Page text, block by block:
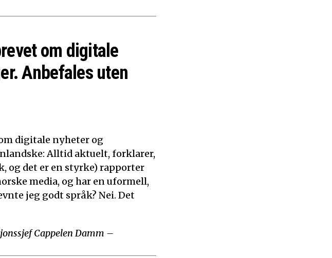
om digitale
Anbefales uten
digitale nyheter og
Alltid aktuelt, forklarer,
og det er en styrke) rapporter
media, og har en uformell,
jeg godt språk? Nei. Det
Cappelen Damm –